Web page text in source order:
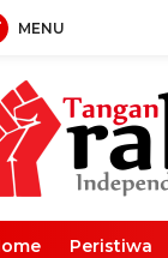
MENU
Peristiwa